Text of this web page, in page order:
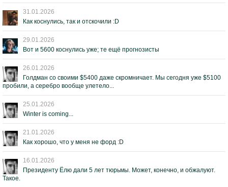
31.01.2026
Как коснулись, так и отскочили :D
29.01.2026
Вот и 5600 коснулись уже; те ещё прогнозисты
26.01.2026
Голдман со своими $5400 даже скромничает. Мы сегодня уже $5100
пробили, а серебро вообще улетело...
25.01.2026
Winter is coming...
21.01.2026
Как хорошо, что у меня не форд :D
16.01.2026
Президенту Ёлю дали 5 лет тюрьмы. Может, конечно, и обжалуют.
Такое.